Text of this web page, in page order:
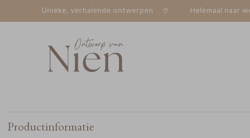
Unieke, verhalende ontwerpen Helemaal naar
Productinformatie